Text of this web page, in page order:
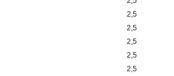
2,5
2,5
2,5
2,5
2,5